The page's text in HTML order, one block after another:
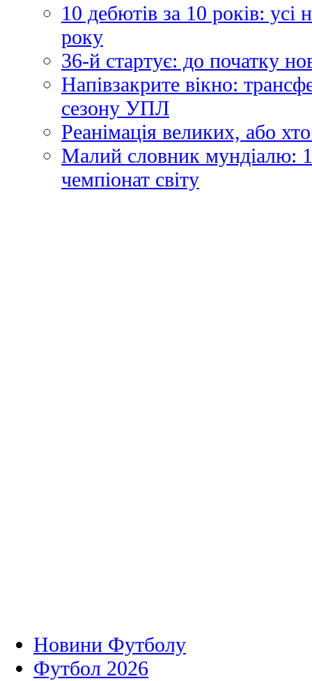
10 дебютів за 10 років:
року
36-й стартує: до початку
Напівзакрите вікно:
сезону УПЛ
Реанімація великих, або
Малий словник мундіалю:
чемпіонат світу
Новини Футболу
Футбол 2026